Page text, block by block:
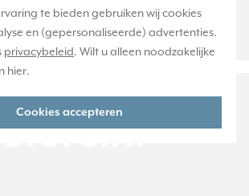
te bieden gebruiken wij cookies
en (gepersonaliseerde) advertenties.
privacybeleid. Wilt u alleen noodzakelijke
hier.
Cookies accepteren